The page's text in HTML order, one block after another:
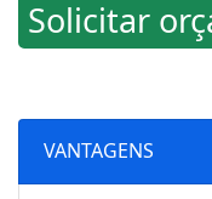
Solicitar
VANTAGENS